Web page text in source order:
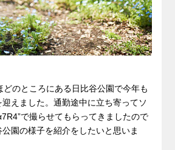
どのところにある日比谷公園で今年も
えました。通勤途中に立ち寄ってソ
で撮らせてもらってきましたので
園の様子を紹介をしたいと思いま